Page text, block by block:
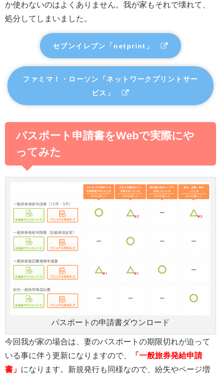
か使わないのはよくありません。我が家もそれで壊れて、
処分してしまいました。
セブンイレブン「netprint」
ファミマ！・ローソン「ネットワークプリントサー
ビス」
パスポート申請書をWebで実際にや
ってみた
パスポートの申請書ダウンロード
今回我が家の場合は、妻のパスポートの期限切れが迫って
いる事に伴う更新になりますので、
「一般旅券発給申請
書」 になります。新規発行も同様なので、紛失やページ増